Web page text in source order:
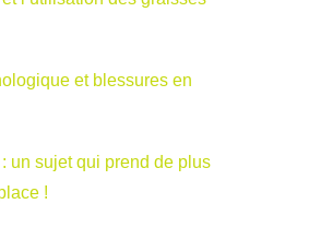
et blessures en
un sujet qui prend de plus
!